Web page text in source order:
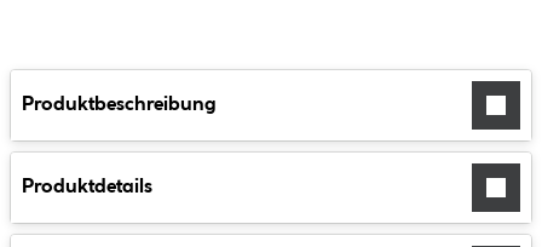
Produktbeschreibung
Produktdetails